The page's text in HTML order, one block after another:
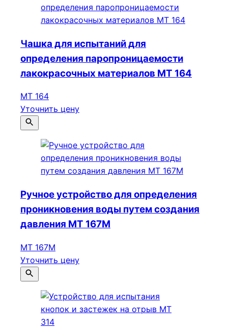
Чашка для испытаний для
определения паропроницаемости
лакокрасочных материалов МТ 164
МТ 164
Уточнить цену
Ручное устройство для определения
проникновения воды путем создания
давления МТ 167М
МТ 167М
Уточнить цену